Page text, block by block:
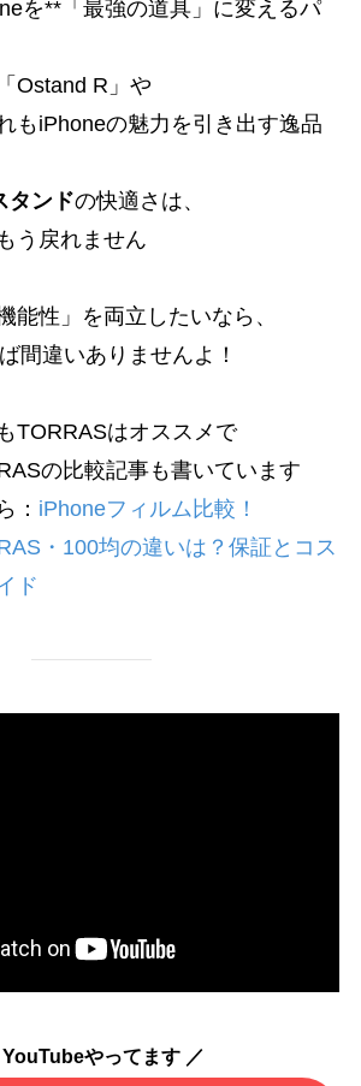
を**「最強の道具」に変えるパ
Ostand R」や
もiPhoneの魅力を引き出す逸品
タンドの快適さは、
う戻れません
能性」を両立したいなら、
間違いありませんよ！
TORRASはオススメで
の比較記事も書いています
： iPhoneフィルム比較！
・100均の違いは？保証とコス
ド
YouTubeやってます ／